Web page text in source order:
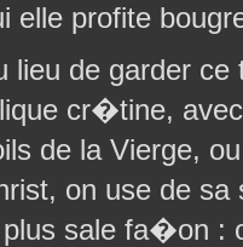
elle profite
lieu de garder
cr�tine,
de la Vierge,
on use de
plus sale fa�on